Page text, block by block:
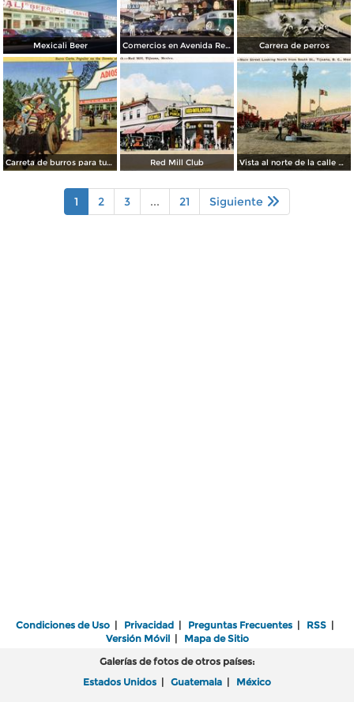
Mexicali Beer Comercios en Avenida Revolución Carrera de perros
Carreta de burros para turistas Red Mill Club Vista al norte de la calle principal, desde la Calle Sur
1 2 3 ... 21 Siguiente
Condiciones de Uso | Privacidad | Preguntas Frecuentes | RSS |
Versión Móvil| Mapa de Sitio
Galerías de fotos de otros países:
Estados Unidos | Guatemala | México